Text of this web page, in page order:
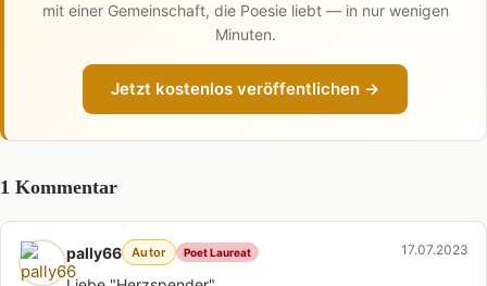
mit einer Gemeinschaft, die Poesie liebt — in nur wenigen
Minuten.
Jetzt kostenlos veröffentlichen →
1 Kommentar
pally66 Autor Poet Laureat 17.07.2023